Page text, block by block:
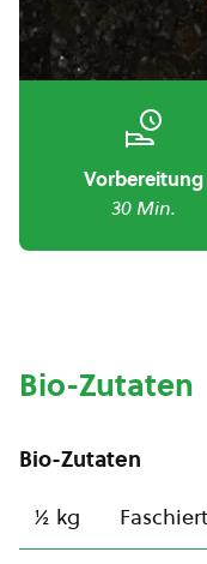
Vorbereitung
30 Min.
Bio-Zutaten
Bio-Zutaten
½ kg